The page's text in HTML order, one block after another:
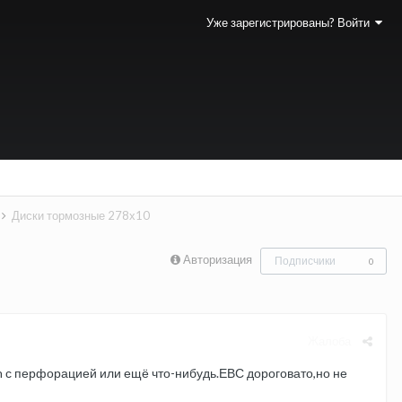
Уже зарегистрированы? Войти
Диски тормозные 278х10
Авторизация Подписчики 0
с перфорацией или ещё что-нибудь.ЕВС дороговато,но не